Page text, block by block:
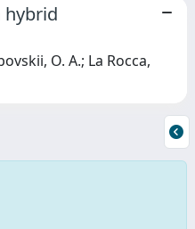
hybrid
O. A.; La Rocca,